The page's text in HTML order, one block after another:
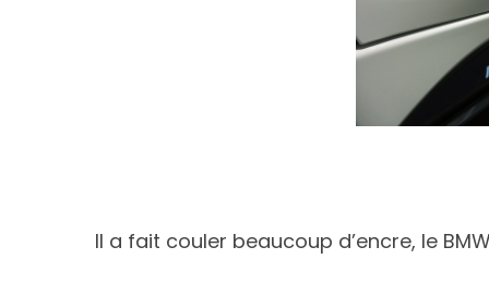
Il a fait couler beaucoup d’encre, le